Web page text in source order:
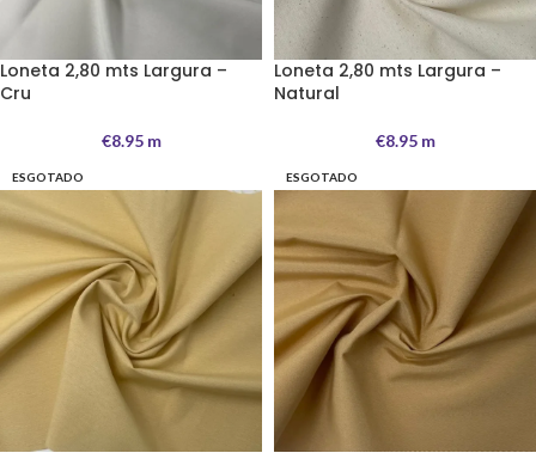
Loneta 2,80 mts Largura –
Cru
€8.95m
Loneta 2,80 mts Largura –
Natural
€8.95m
ESGOTADO ESGOTADO